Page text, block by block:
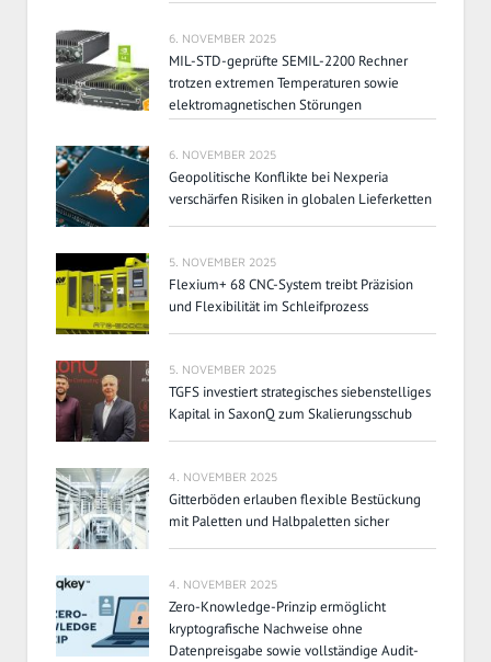
6. NOVEMBER 2025
MIL-STD-geprüfte SEMIL-2200 Rechner
trotzen extremen Temperaturen sowie
elektromagnetischen Störungen
6. NOVEMBER 2025
Geopolitische Konflikte bei Nexperia
verschärfen Risiken in globalen Lieferketten
5. NOVEMBER 2025
Flexium+ 68 CNC-System treibt Präzision
und Flexibilität im Schleifprozess
5. NOVEMBER 2025
TGFS investiert strategisches siebenstelliges
Kapital in SaxonQ zum Skalierungsschub
4. NOVEMBER 2025
Gitterböden erlauben flexible Bestückung
mit Paletten und Halbpaletten sicher
4. NOVEMBER 2025
Zero-Knowledge-Prinzip ermöglicht
kryptografische Nachweise ohne
Datenpreisgabe sowie vollständige Audit-